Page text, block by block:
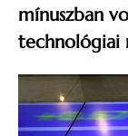
mínuszban
technológiai